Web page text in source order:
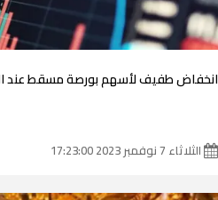
انخفاض طفيف لأسهم بورصة مسقط عند
الثلاثاء 7 نوفمبر 2023 17:23:00